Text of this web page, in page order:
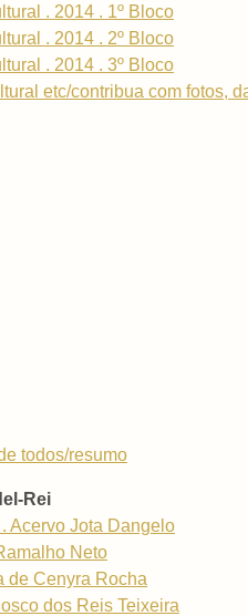
. 2014 . 1º Bloco
. 2014 . 2º Bloco
. 2014 . 3º Bloco
etc/contribua com fotos,
todos/resumo
Rei
Acervo Jota Dangelo
Neto
de Cenyra Rocha
dos Reis Teixeira